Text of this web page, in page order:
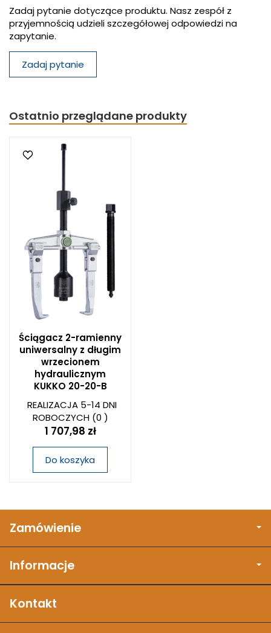
Zadaj pytanie dotyczące produktu. Nasz zespół z
przyjemnością udzieli szczegółowej odpowiedzi na
zapytanie.
Zadaj pytanie
Ostatnio przeglądane produkty
Ściągacz 2-ramienny
uniwersalny z długim
wrzecionem
hydraulicznym
KUKKO 20-20-B
REALIZACJA 5-14 DNI
ROBOCZYCH(0 )
1 707,98 zł
Do koszyka
Zamówienie
Informacje
Kontakt